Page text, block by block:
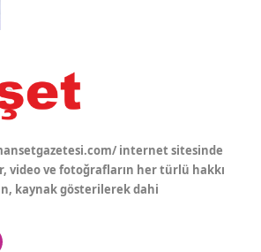
internet sitesinde
video ve fotoğrafların her türlü hakkı
kaynak gösterilerek dahi